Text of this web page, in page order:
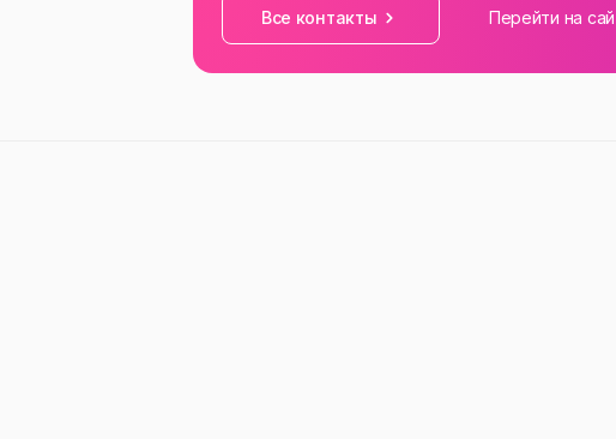
Все контакты Перейти на